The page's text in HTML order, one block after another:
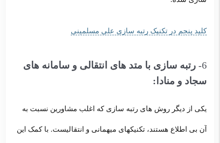
کلید پنجم در تکنیک رتبه سازی علی مسلمینی
6- رتبه سازی با متد های انتقالی و سامانه های
سجاد و منادا:
یکی از دیگر روش های رتبه سازی که اغلب مشاورین نسبت به
آن بی اطلاع هستند، تکنیکهای میهمانی و انتقالیست. با کمک این